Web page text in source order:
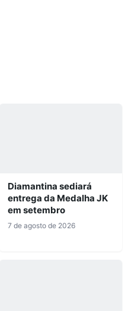
Diamantina sediará
entrega da Medalha JK
em setembro
7 de agosto de 2026